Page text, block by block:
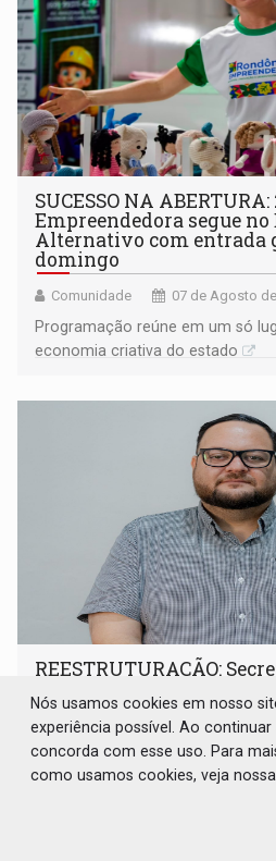
SUCESSO NA
Empreendedora segue no
Alternativo com entrada
domingo
Comunidade 07 de Agosto
Programação reúne em um só
economia criativa do estado
REESTRUTURAÇÃO:
Geral 07 de Agosto de 2026
Thiago Cantanhede Pacheco
pouco mais de um ano
Nós usamos cookies em nosso
experiência possível. Ao
concorda com esse uso. Para
como usamos cookies, veja nossa